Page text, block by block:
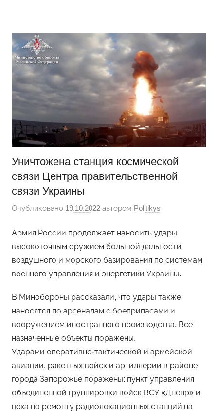
содержимому
сайт
на
WordPress
Уничтожена станция космической
связи Центра правительственной
связи Украины
Опубликовано 19.10.2022 автором Politikys
Армия России продолжает наносить удары
высокоточным оружием большой дальности
воздушного и морского базирования по системам
военного управления и энергетики Украины.
В Минобороны рассказали, что удары также
наносятся по арсеналам с боеприпасами и
вооружением иностранного производства. Все
назначенные объекты поражены.
Ударами оперативно-тактической и армейской
авиации, ракетных войск и артиллерии в районе
города Запорожье поражены: пункт управления
объединенной группировки войск ВСУ «Днепр» и
цеха по ремонту радиолокационных станций на